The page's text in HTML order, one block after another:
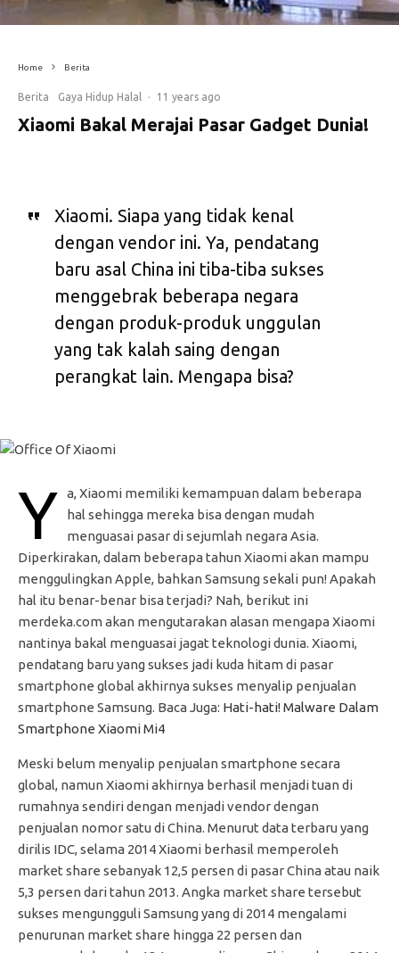
Home Berita
Berita Gaya Hidup Halal · 11 years ago
Xiaomi Bakal Merajai Pasar Gadget Dunia!
Xiaomi. Siapa yang tidak kenal
dengan vendor ini. Ya, pendatang
baru asal China ini tiba-tiba sukses
menggebrak beberapa negara
dengan produk-produk unggulan
yang tak kalah saing dengan
perangkat lain. Mengapa bisa?
Y a, Xiaomi memiliki kemampuan dalam beberapa
hal sehingga mereka bisa dengan mudah
menguasai pasar di sejumlah negara Asia.
Diperkirakan, dalam beberapa tahun Xiaomi akan mampu
menggulingkan Apple, bahkan Samsung sekali pun! Apakah
hal itu benar-benar bisa terjadi? Nah, berikut ini
merdeka.com akan mengutarakan alasan mengapa Xiaomi
nantinya bakal menguasai jagat teknologi dunia. Xiaomi,
pendatang baru yang sukses jadi kuda hitam di pasar
smartphone global akhirnya sukses menyalip penjualan
smartphone Samsung. Baca Juga: Hati-hati! Malware Dalam
Smartphone Xiaomi Mi4
Meski belum menyalip penjualan smartphone secara
global, namun Xiaomi akhirnya berhasil menjadi tuan di
rumahnya sendiri dengan menjadi vendor dengan
penjualan nomor satu di China. Menurut data terbaru yang
dirilis IDC, selama 2014 Xiaomi berhasil memperoleh
market share sebanyak 12,5 persen di pasar China atau naik
5,3 persen dari tahun 2013. Angka market share tersebut
sukses mengungguli Samsung yang di 2014 mengalami
penurunan market share hingga 22 persen dan